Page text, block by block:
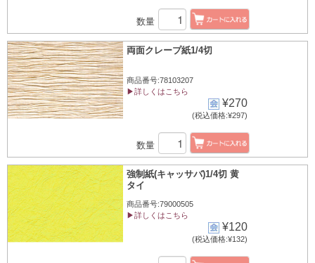
数量
両面クレープ紙1/4切
商品番号:78103207
▶詳しくはこちら
¥270
(税込価格:¥297)
数量
強制紙(キャッサバ)1/4切 黄
タイ
商品番号:79000505
▶詳しくはこちら
¥120
(税込価格:¥132)